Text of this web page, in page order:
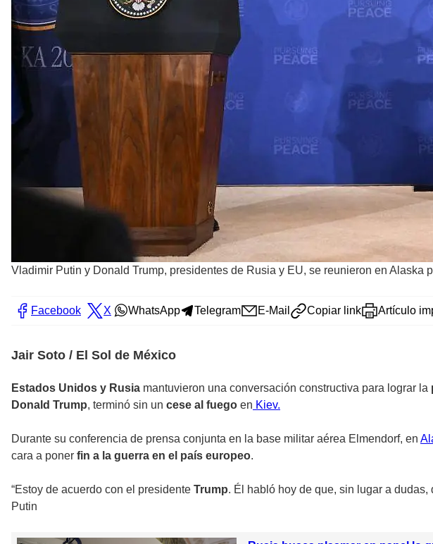
Vladimir Putin y Donald Trump, presidentes de Rusia y EU, se reunieron en Alaska
Facebook X WhatsApp Telegram E-Mail Copiar link Artículo
Jair Soto / El Sol de México
Estados Unidos y Rusia mantuvieron una conversación constructiva para lograr la
Donald Trump, terminó sin un cese al fuego en Kiev.
Durante su conferencia de prensa conjunta en la base militar aérea Elmendorf, en
cara a poner fin a la guerra en el país europeo.
“Estoy de acuerdo con el presidente Trump. Él habló hoy de que, sin lugar a
Putin